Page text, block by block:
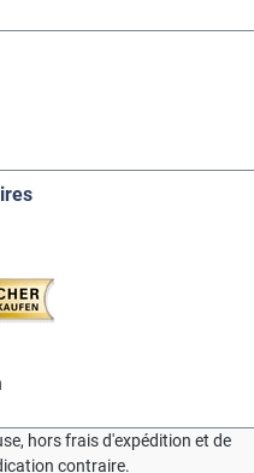
hors frais d'expédition et de
contraire.